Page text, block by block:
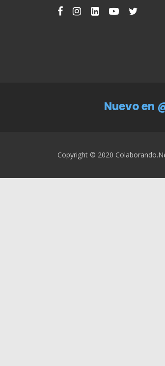
Nuevo en
Copyright © 2020